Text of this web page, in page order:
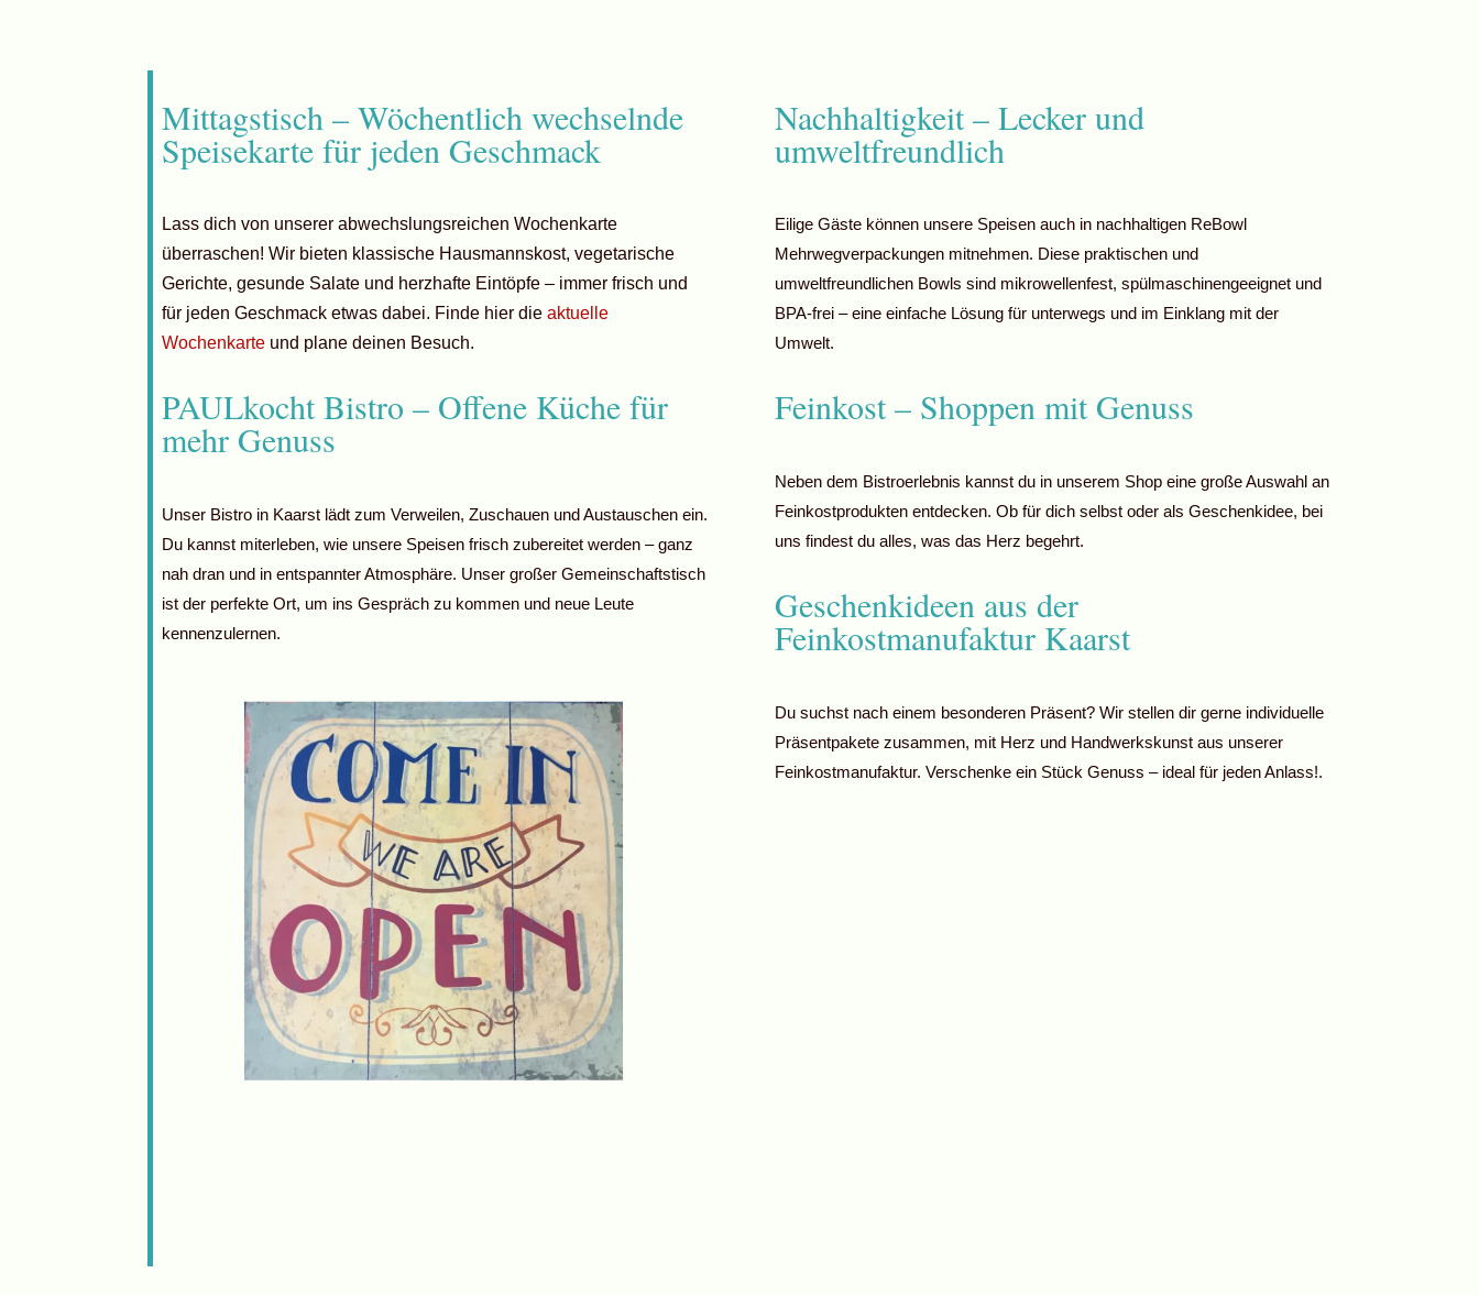
Mittagstisch – Wöchentlich wechselnde
Speisekarte für jeden Geschmack
Lass dich von unserer abwechslungsreichen Wochenkarte
überraschen! Wir bieten klassische Hausmannskost, vegetarische
Gerichte, gesunde Salate und herzhafte Eintöpfe – immer frisch und
für jeden Geschmack etwas dabei. Finde hier dieaktuelle
Wochenkarte und plane deinen Besuch.
PAULkocht Bistro – Offene Küche für
mehr Genuss
Unser Bistro in Kaarst lädt zum Verweilen, Zuschauen und Austauschen ein.
Du kannst miterleben, wie unsere Speisen frisch zubereitet werden – ganz
nah dran und in entspannter Atmosphäre. Unser großer Gemeinschaftstisch
ist der perfekte Ort, um ins Gespräch zu kommen und neue Leute
kennenzulernen.
Nachhaltigkeit – Lecker und
umweltfreundlich
Eilige Gäste können unsere Speisen auch in nachhaltigen ReBowl
Mehrwegverpackungen mitnehmen. Diese praktischen und
umweltfreundlichen Bowls sind mikrowellenfest, spülmaschinengeeignet und
BPA-frei – eine einfache Lösung für unterwegs und im Einklang mit der
Umwelt.
Feinkost – Shoppen mit Genuss
Neben dem Bistroerlebnis kannst du in unserem Shop eine große Auswahl an
Feinkostprodukten entdecken. Ob für dich selbst oder als Geschenkidee, bei
uns findest du alles, was das Herz begehrt.
Geschenkideen aus der
Feinkostmanufaktur Kaarst
Du suchst nach einem besonderen Präsent? Wir stellen dir gerne individuelle
Präsentpakete zusammen, mit Herz und Handwerkskunst aus unserer
Feinkostmanufaktur. Verschenke ein Stück Genuss – ideal für jeden Anlass!.